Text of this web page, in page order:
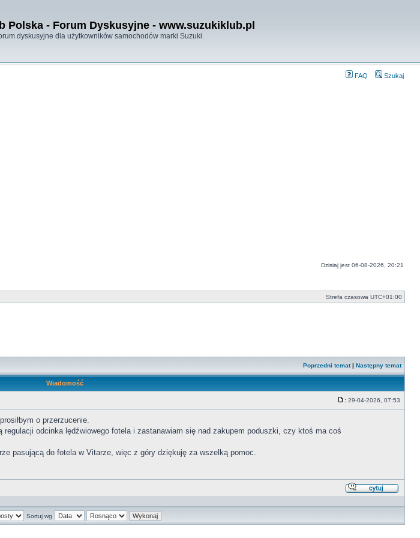
Polska - Forum Dyskusyjne - www.suzukiklub.pl
dyskusyjne dla użytkowników samochodów marki Suzuki.
FAQ Szukaj
Dzisiaj jest 06-08-2026, 20:21
Strefa czasowa UTC+01:00
Poprzedni temat| Następny temat
Wiadomość
: 29-04-2026, 07:53
o przerzucenie.
odcinka lędźwiowego fotela i zastanawiam się nad zakupem poduszki, czy ktoś ma coś
pasującą do fotela w Vitarze, więc z góry dziękuję za wszelką pomoc.
Sortuj wg